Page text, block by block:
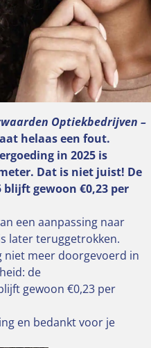
Optiekbedrijven –
helaas een fout.
in 2025 is
Dat is niet juist! De
gewoon €0,23 per
een aanpassing naar
later teruggetrokken.
niet meer doorgevoerd in
de
gewoon €0,23 per
en bedankt voor je